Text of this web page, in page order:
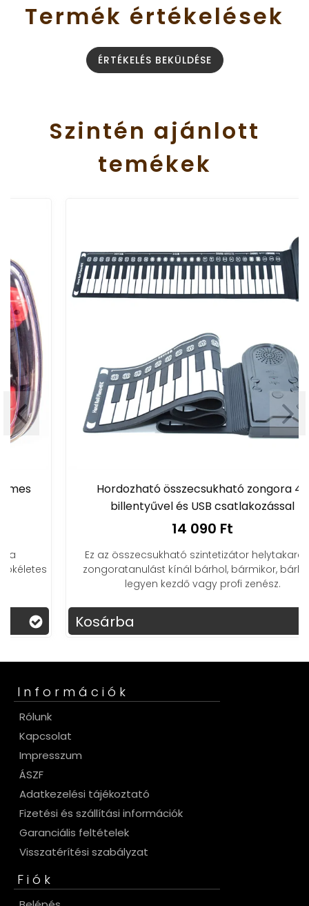
Termék értékelések
ÉRTÉKELÉS BEKÜLDÉSE
Szintén ajánlott
temékek
Hordozható összecsukható zongora 49
billentyűvel és USB csatlakozással
14 090 Ft
Ez az összecsukható szintetizátor helytakarékos
zongoratanulást kínál bárhol, bármikor, bárkinek,
legyen kezdő vagy profi zenész.
Kosárba
Információk
Rólunk
Kapcsolat
Impresszum
ÁSZF
Adatkezelési tájékoztató
Fizetési és szállítási információk
Garanciális feltételek
Visszatérítési szabályzat
Fiók